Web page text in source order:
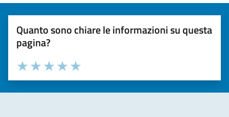
Quanto sono chiare le informazioni su questa
pagina?
Valuta la chiarezza delle informazioni (da 1 a 5 stelle)
Seleziona il numero di stelle per valutare la chiarezza delle
Valuta 5 stelle su 5
Valuta 4 stelle su 5
Valuta 3 stelle su 5
Valuta 2 stelle su 5
Valuta 1 stelle su 5